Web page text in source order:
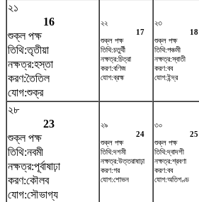
২১
16
শুক্ল পক্ষ
তিথি:তৃতীয়া
নক্ষত্র:হস্তা
করণ:তৈতিল
যোগ:শুক্র
২২
17
শুক্ল পক্ষ
তিথি:চতুর্থী
নক্ষত্র:চিত্রা
করণ:বণিজ
যোগ:ব্রহ্ম
২৩
18
শুক্ল পক্ষ
তিথি:পঞ্চমী
নক্ষত্র:স্বাতী
করণ:বব
যোগ:ইন্দ্র
২৮
23
শুক্ল পক্ষ
তিথি:নবমী
নক্ষত্র:পূর্বাষাঢ়া
করণ:কৌলব
যোগ:সৌভাগ্য
২৯
24
শুক্ল পক্ষ
তিথি:দশমী
নক্ষত্র:উত্তরাষাঢ়া
করণ:গর
যোগ:শোভন
৩০
25
শুক্ল পক্ষ
তিথি:দ্বাদশী
নক্ষত্র:শ্রবণা
করণ:বব
যোগ:অতিগণ্ড